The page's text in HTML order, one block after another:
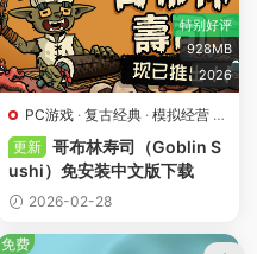
特别好评
928MB
2026
PC游戏 · 复古经典 · 模拟经营 ·
益智休闲 · 肉鸽游戏
更新 哥布林寿司（Goblin S
ushi）免安装中文版下载
2026-02-28
免费